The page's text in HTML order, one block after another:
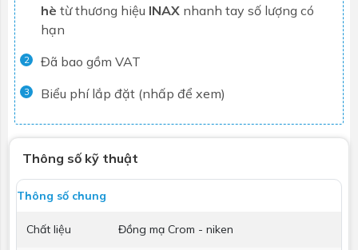
hè từ thương hiệu INAX nhanh tay số lượng có
hạn
2 Đã bao gồm VAT
3 Biểu phí lắp đặt (nhấp để xem)
Thông số kỹ thuật
Thông số chung
Chất liệu Đồng mạ Crom - niken